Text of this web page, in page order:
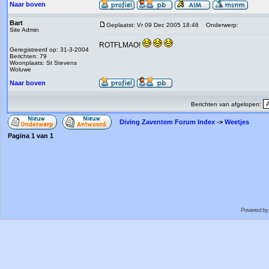
Naar boven
Bart
Site Admin
Geregistreerd op: 31-3-2004
Berichten: 79
Woonplaats: St Stevens
Woluwe
Geplaatst: Vr 09 Dec 2005 18:46 Onderwerp:
ROTFLMAO!
Naar boven
Berichten van afgelopen:
Diving Zaventem Forum Index -> Weetjes
Pagina 1 van 1
Powered by